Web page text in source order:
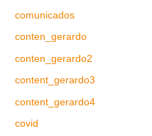
comunicados
conten_gerardo
conten_gerardo2
content_gerardo3
content_gerardo4
covid